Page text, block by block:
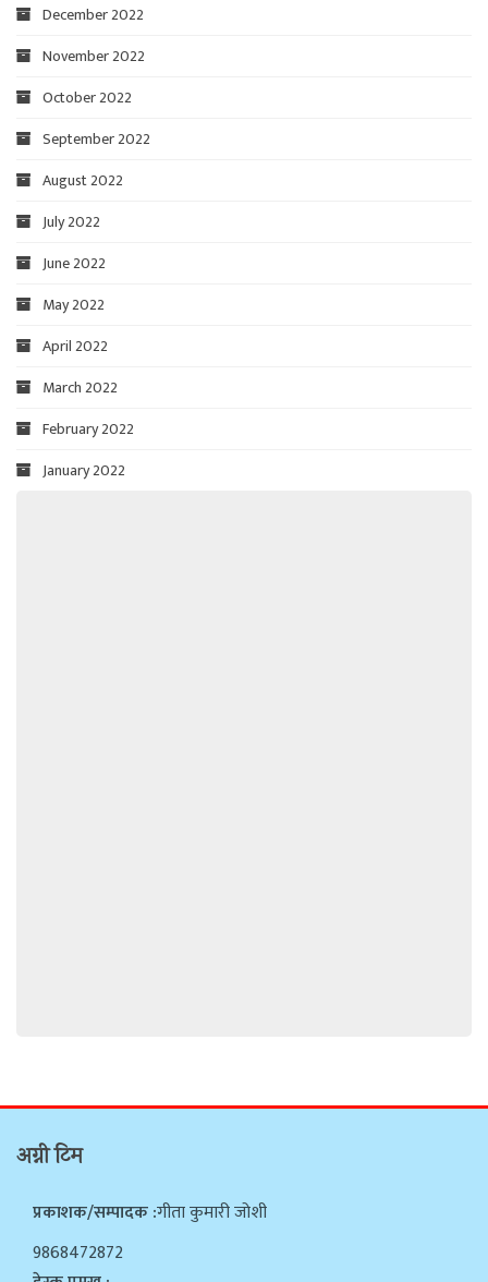
December 2022
November 2022
October 2022
September 2022
August 2022
July 2022
June 2022
May 2022
April 2022
March 2022
February 2022
January 2022
अग्नी टिम
प्रकाशक/सम्पादक :गीता कुमारी जोशी
9868472872